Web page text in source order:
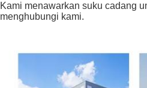
Kami menawarkan suku cadang
menghubungi kami.